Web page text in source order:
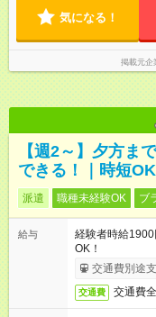
気になる！
掲載元企
【週2～】夕方ま
できる！｜時短
派遣 職種未経験OK ブ
給与
経験者時給
OK！
交通費別途
交通費 交通費